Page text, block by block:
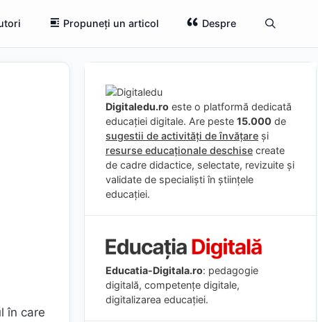
Propuneți un articol Despre
în care
Digitaledu.ro este o platformă dedicată
educației digitale. Are peste 15.000 de
sugestii de activități de învățare și
resurse educaționale deschise create
de cadre didactice, selectate, revizuite și
validate de specialiști în științele
educației.
Educatia-Digitala.ro: pedagogie
digitală, competențe digitale,
digitalizarea educației.